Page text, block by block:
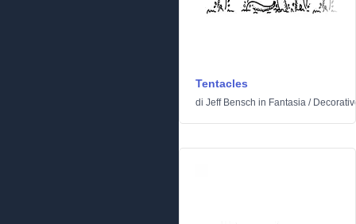
Tentacles
di Jeff Bensch in Fantasia /